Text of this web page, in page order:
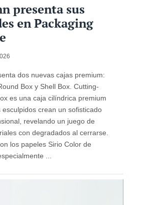
presenta sus
en Packaging
dos nuevas cajas premium:
Box y Shell Box. Cutting-
es una caja cilíndrica premium
esculpidos crean un sofisticado
revelando un juego de
con degradados al cerrarse.
los papeles Sirio Color de
...